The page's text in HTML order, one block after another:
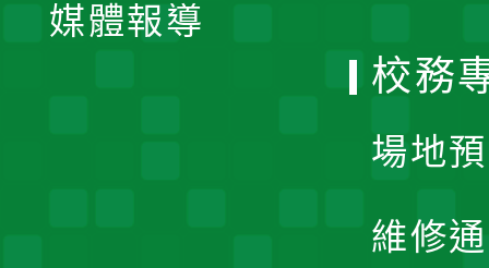
媒體報導
校務
場地
維修